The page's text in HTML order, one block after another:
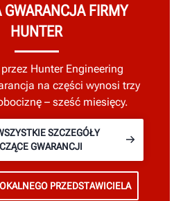
GWARANCJA FIRMY
HUNTER
Hunter Engineering
na części wynosi trzy
– sześć miesięcy.
SZCZEGÓŁY
GWARANCJI
PRZEDSTAWICIELA